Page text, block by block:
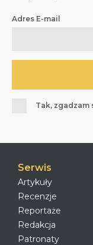
Adres E-mail
Tak, zgadzam
Serwis
Artykuły
Recenzje
Reportaże
Redakcja
Patronaty